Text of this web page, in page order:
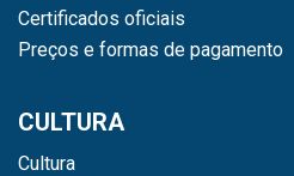
Certificados oficiais
Preços e formas de pagamento
CULTURA
Cultura